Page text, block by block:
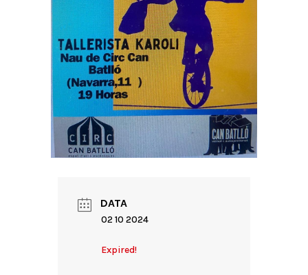
DATA
02 10 2024
Expired!